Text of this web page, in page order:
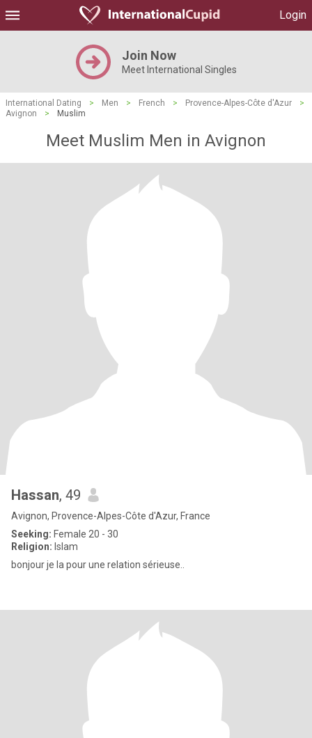
Login
Join Now
Meet International Singles
International Dating > Men > French > Provence-Alpes-Côte d'Azur
>
Avignon
> Muslim
Meet Muslim Men in Avignon
Hassan, 49
Avignon, Provence-Alpes-Côte d'Azur, France
Seeking: Female 20 - 30
Religion: Islam
bonjour je la pour une relation sérieuse..